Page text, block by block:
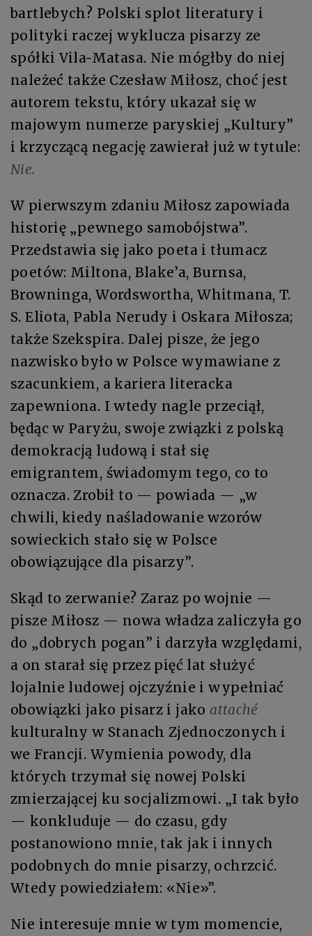
bartlebych? Polski splot literatury i
polityki raczej wyklucza pisarzy ze
spółki Vila‑Matasa. Nie mógłby do niej
należeć także Czesław Miłosz, choć jest
autorem tekstu, który ukazał się w
majowym numerze paryskiej „Kultury”
i krzyczącą negację zawierał już w tytule:
Nie.
W pierwszym zdaniu Miłosz zapowiada
historię „pewnego samobójstwa”.
Przedstawia się jako poeta i tłumacz
poetów: Miltona, Blake’a, Burnsa,
Browninga, Wordswortha, Whitmana, T.
S. Eliota, Pabla Nerudy i Oskara Miłosza;
także Szekspira. Dalej pisze, że jego
nazwisko było w Polsce wymawiane z
szacunkiem, a kariera literacka
zapewniona. I wtedy nagle przeciął,
będąc w Paryżu, swoje związki z polską
demokracją ludową i stał się
emigrantem, świadomym tego, co to
oznacza. Zrobił to — powiada — „w
chwili, kiedy naśladowanie wzorów
sowieckich stało się w Polsce
obowiązujące dla pisarzy”.
Skąd to zerwanie? Zaraz po wojnie —
pisze Miłosz — nowa władza zaliczyła go
do „dobrych pogan” i darzyła względami,
a on starał się przez pięć lat służyć
lojalnie ludowej ojczyźnie i wypełniać
obowiązki jako pisarz i jako attaché
kulturalny w Stanach Zjednoczonych i
we Francji. Wymienia powody, dla
których trzymał się nowej Polski
zmierzającej ku socjalizmowi. „I tak było
— konkluduje — do czasu, gdy
postanowiono mnie, tak jak i innych
podobnych do mnie pisarzy, ochrzcić.
Wtedy powiedziałem: «Nie»”.
Nie interesuje mnie w tym momencie,